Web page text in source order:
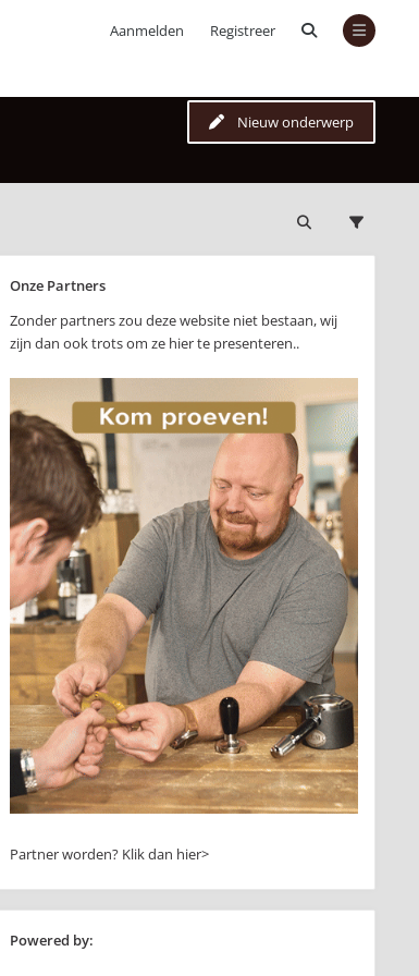
Aanmelden Registreer
Nieuw onderwerp
Onze Partners
Zonder partners zou deze website niet bestaan, wij
zijn dan ook trots om ze hier te presenteren..
Partner worden? Klik dan hier>
Powered by: